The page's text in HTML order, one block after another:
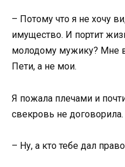
– Потому что я не хочу
имущество. И портит
молодому мужику? Мне
Пети, а не мои.
Я пожала плечами и
свекровь не договорила.
– Ну, а кто тебе дал